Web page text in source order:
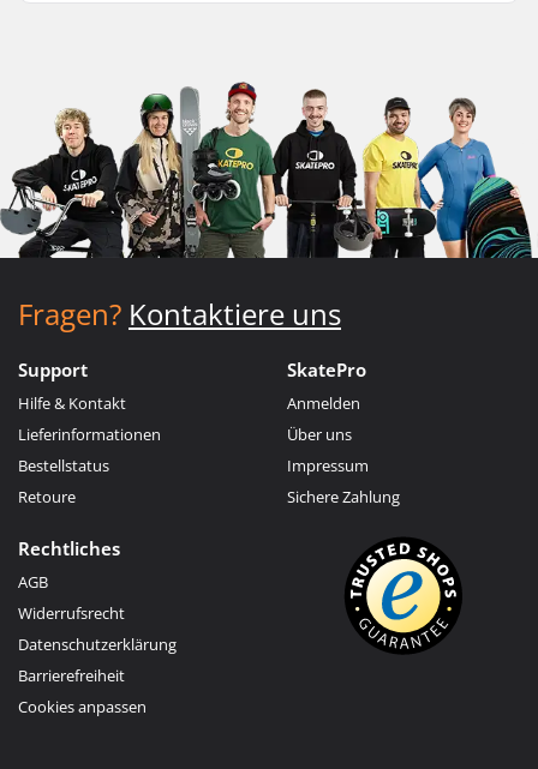
Fragen? Kontaktiere uns
Support
Hilfe & Kontakt
Lieferinformationen
Bestellstatus
Retoure
SkatePro
Anmelden
Über uns
Impressum
Sichere Zahlung
Rechtliches
AGB
Widerrufsrecht
Datenschutzerklärung
Barrierefreiheit
Cookies anpassen